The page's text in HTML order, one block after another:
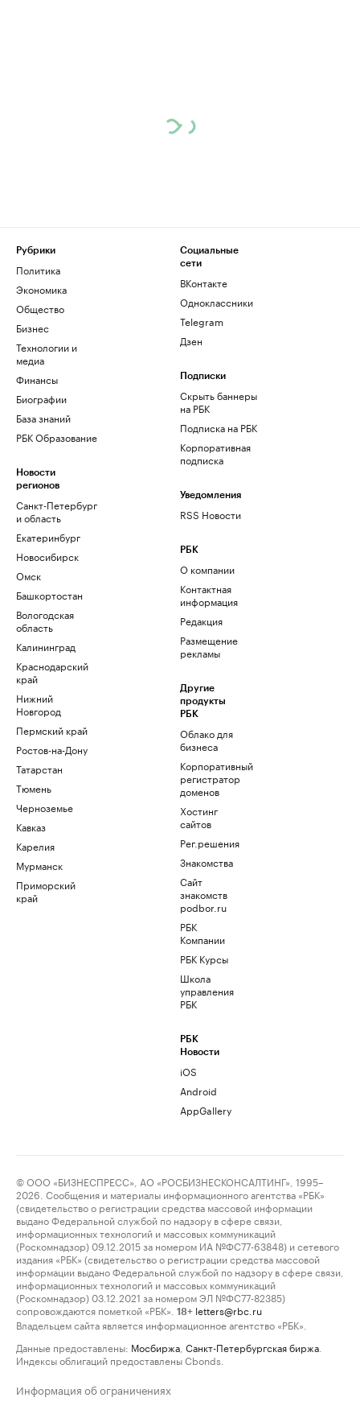
Рубрики
Политика
Экономика
Общество
Бизнес
Технологии и
медиа
Финансы
Биографии
База знаний
РБК Образование
Новости
регионов
Санкт-Петербург
и область
Екатеринбург
Новосибирск
Омск
Башкортостан
Вологодская
область
Калининград
Краснодарский
край
Нижний
Новгород
Пермский край
Ростов-на-Дону
Татарстан
Тюмень
Черноземье
Кавказ
Карелия
Мурманск
Приморский
край
Социальные
сети
ВКонтакте
Одноклассники
Telegram
Дзен
Подписки
Скрыть баннеры
на РБК
Подписка на РБК
Корпоративная
подписка
Уведомления
RSS Новости
РБК
О компании
Контактная
информация
Редакция
Размещение
рекламы
Другие
продукты
РБК
Облако для
бизнеса
Корпоративный
регистратор
доменов
Хостинг
сайтов
Рег.решения
Знакомства
Сайт
знакомств
podbor.ru
РБК
Компании
РБК Курсы
Школа
управления
РБК
РБК
Новости
iOS
Android
AppGallery
© ООО «БИЗНЕСПРЕСС», АО «РОСБИЗНЕСКОНСАЛТИНГ», 1995–
2026. Сообщения и материалы информационного агентства «РБК»
(свидетельство о регистрации средства массовой информации
выдано Федеральной службой по надзору в сфере связи,
информационных технологий и массовых коммуникаций
(Роскомнадзор) 09.12.2015 за номером ИА №ФС77-63848) и сетевого
издания «РБК» (свидетельство о регистрации средства массовой
информации выдано Федеральной службой по надзору в сфере связи,
информационных технологий и массовых коммуникаций
(Роскомнадзор) 03.12.2021 за номером ЭЛ №ФС77-82385)
сопровождаются пометкой «РБК».
18+ letters@rbc.ru
Владельцем сайта является информационное агентство «РБК».
Данные предоставлены: Мосбиржа Санкт-Петербургская биржа
Индексы облигаций предоставлены Cbonds.
Информация об ограничениях